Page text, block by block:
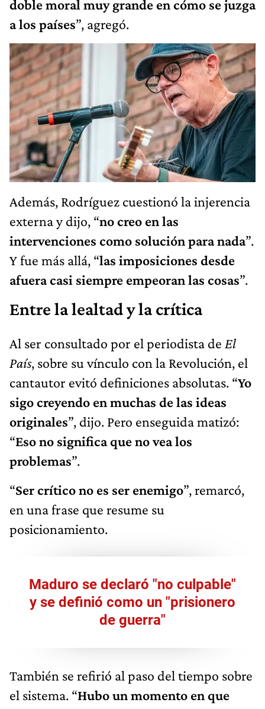
doble moral muy grande en cómo se juzga
a los países”, agregó.
Además, Rodríguez cuestionó la injerencia
externa y dijo, “no creo en las
intervenciones como solución para nada”.
Y fue más allá, “las imposiciones desde
afuera casi siempre empeoran las cosas”.
Entre la lealtad y la crítica
Al ser consultado por el periodista de El
País, sobre su vínculo con la Revolución, el
cantautor evitó definiciones absolutas. “Yo
sigo creyendo en muchas de las ideas
originales”, dijo. Pero enseguida matizó:
“Eso no significa que no vea los
problemas”.
“Ser crítico no es ser enemigo”, remarcó,
en una frase que resume su
posicionamiento.
Maduro se declaró "no culpable"
y se definió como un "prisionero
de guerra"
También se refirió al paso del tiempo sobre
el sistema. “Hubo un momento en que